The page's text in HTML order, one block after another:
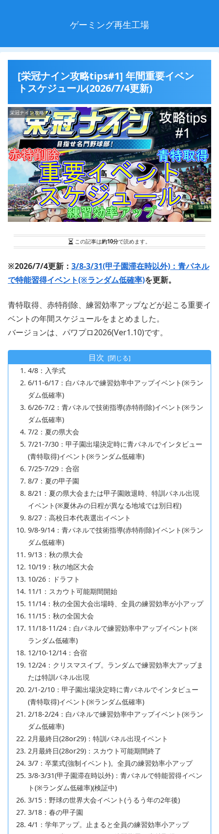
ゲーミング再生工場
[栄冠ナイン攻略tips#1] 年間重要イベン
トスケジュール(2026/7/4更新)
栄冠ナイン攻略
この記事は約10分で読めます。
※2026/7/4更新： 3/8-3/31(甲子園滞在時以外)：青パネル
で特能習得イベント(※ランダム低確率)を更新。
青特取得、赤特削除、練習効率アップなどが起こる重要イ
ベントの年間スケジュールをまとめました。
バージョンは、パワプロ2026(Ver1.10)です。
目次
4/8：入学式
6/11-6/17：白パネルで練習効率中アップイベント(※ラン
ダム低確率)
6/26-7/2：青パネルで技術指導(赤特削除)イベント(※ラン
ダム低確率)
7/2：夏の県大会
7/21-7/30：甲子園出場決定時に青パネルでインタビュー
(青特取得)イベント(※ランダム低確率)
7/25-7/29：合宿
8/7：夏の甲子園
8/21：夏の県大会または甲子園敗退時、特訓パネル出現
イベント(※夏休みの日程が異なる地域では別日程)
8/27：高校日本代表選出イベント
9/8-9/14：青パネルで技術指導(赤特削除)イベント(※ラン
ダム低確率)
9/13：秋の県大会
10/19：秋の地区大会
10/26：ドラフト
11/1：スカウト可能期間開始
11/14：秋の全国大会出場時、全員の練習効率が小アップ
11/15：秋の全国大会
11/18-11/24：白パネルで練習効率中アップイベント(※
ランダム低確率)
12/10-12/14：合宿
12/24：クリスマスイブ。ランダムで練習効率大アップま
たは特訓パネル出現
2/1-2/10：甲子園出場決定時に青パネルでインタビュー
(青特取得)イベント(※ランダム低確率)
2/18-2/24：白パネルで練習効率中アップイベント(※ラン
ダム低確率)
2月最終日(28or29)：特訓パネル出現イベント
2月最終日(28or29)：スカウト可能期間終了
3/7：卒業式(強制イベント)。全員の練習効率小アップ
3/8-3/31(甲子園滞在時以外)：青パネルで特能習得イベン
ト(※ランダム低確率)(検証中)
3/15：野球の世界大会イベント(うるう年の2年後)
3/18：春の甲子園
4/1：学年アップ。止まると全員の練習効率小アップ